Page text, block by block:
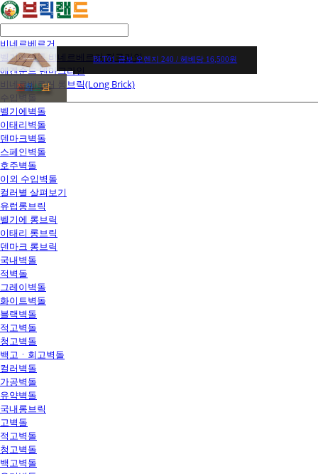
비네르베르거
벨기에벽돌 비네르베르거 정규라인
에겐순드 덴마크라인
비네르베르거 롱브릭(Long Brick)
수입벽돌
벨기에벽돌
이태리벽돌
덴마크벽돌
스페인벽돌
호주벽돌
이외 수입벽돌
컬러별 살펴보기
유럽롱브릭
벨기에 롱브릭
이태리 롱브릭
덴마크 롱브릭
국내벽돌
적벽돌
그레이벽돌
화이트벽돌
블랙벽돌
적고벽돌
청고벽돌
백고ㆍ회고벽돌
컬러벽돌
가공벽돌
유약벽돌
국내롱브릭
고벽돌
적고벽돌
청고벽돌
백고벽돌
BLT01 곰보 오렌지 240 / 헤베당 16,500원
전화상담